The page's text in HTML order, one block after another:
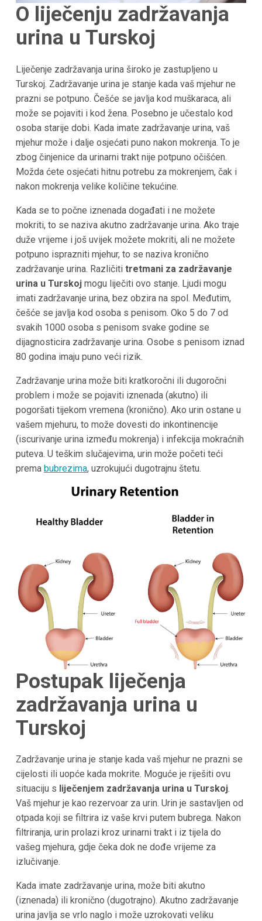
O liječenju zadržavanja
urina u Turskoj
Liječenje zadržavanja urina široko je zastupljeno u
Turskoj. Zadržavanje urina je stanje kada vaš mjehur ne
prazni se potpuno. Češće se javlja kod muškaraca, ali
može se pojaviti i kod žena. Posebno je učestalo kod
osoba starije dobi. Kada imate zadržavanje urina, vaš
mjehur može i dalje osjećati puno nakon mokrenja. To je
zbog činjenice da urinarni trakt nije potpuno očišćen.
Možda ćete osjećati hitnu potrebu za mokrenjem, čak i
nakon mokrenja velike količine tekućine.
Kada se to počne iznenada događati i ne možete
mokriti, to se naziva akutno zadržavanje urina. Ako traje
duže vrijeme i još uvijek možete mokriti, ali ne možete
potpuno isprazniti mjehur, to se naziva kronično
zadržavanje urina. Različiti tretmani za zadržavanje
urina u Turskojmogu liječiti ovo stanje. Ljudi mogu
imati zadržavanje urina, bez obzira na spol. Međutim,
češće se javlja kod osoba s penisom. Oko 5 do 7 od
svakih 1000 osoba s penisom svake godine se
dijagnosticira zadržavanje urina. Osobe s penisom iznad
80 godina imaju puno veći rizik.
Zadržavanje urina može biti kratkoročni ili dugoročni
problem i može se pojaviti iznenada (akutno) ili
pogoršati tijekom vremena (kronično). Ako urin ostane u
vašem mjehuru, to može dovesti do inkontinencije
(iscurivanje urina između mokrenja) i infekcija mokraćnih
puteva. U teškim slučajevima, urin može početi teći
prema bubrezima, uzrokujući dugotrajnu štetu.
Postupak liječenja
zadržavanja urina u
Turskoj
Zadržavanje urina je stanje kada vaš mjehur ne prazni se
cijelosti ili uopće kada mokrite. Moguće je riješiti ovu
situaciju s liječenjem zadržavanja urina u Turskoj.
Vaš mjehur je kao rezervoar za urin. Urin je sastavljen od
otpada koji se filtrira iz vaše krvi putem bubrega. Nakon
filtriranja, urin prolazi kroz urinarni trakt i iz tijela do
vašeg mjehura, gdje čeka dok ne dođe vrijeme za
izlučivanje.
Kada imate zadržavanje urina, može biti akutno
(iznenada) ili kronično (dugotrajno). Akutno zadržavanje
urina javlja se vrlo naglo i može uzrokovati veliku